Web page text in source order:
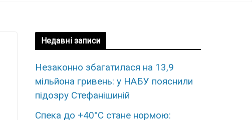
Недавні записи
Незаконно збагатилася на 13,9
мільйона гривень: у НАБУ пояснили
підозру Стефанішиній
Спека до +40°C стане нормою: